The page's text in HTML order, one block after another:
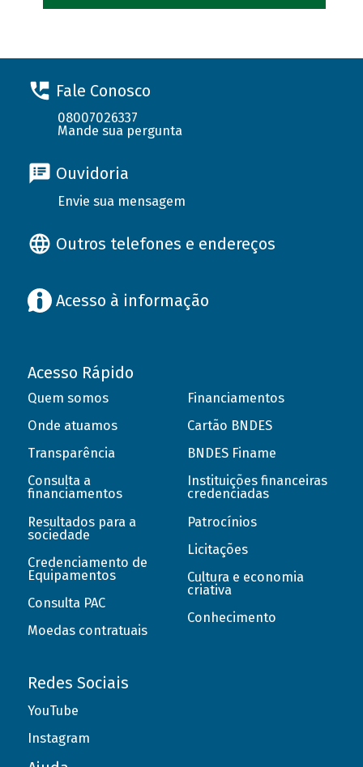
Fale Conosco
08007026337
Mande sua pergunta
Ouvidoria
Envie sua mensagem
Outros telefones e endereços
Acesso à informação
Acesso Rápido
Quem somos
Onde atuamos
Transparência
Consulta a
financiamentos
Resultados para a
sociedade
Credenciamento de
Equipamentos
Consulta PAC
Moedas contratuais
Financiamentos
Cartão BNDES
BNDES Finame
Instituições financeiras
credenciadas
Patrocínios
Licitações
Cultura e economia
criativa
Conhecimento
Redes Sociais
YouTube
Instagram